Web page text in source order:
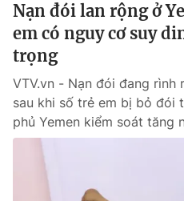
Nạn đói lan rộng ở
em có nguy cơ suy
trọng
VTV.vn - Nạn đói đang rình
sau khi số trẻ em bị bỏ đói
phủ Yemen kiểm soát tăng